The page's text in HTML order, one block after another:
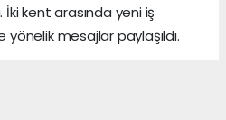
kent arasında yeni iş
mesajlar paylaşıldı.